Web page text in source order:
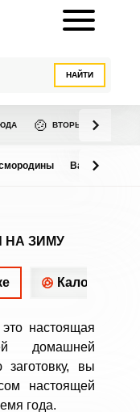
НАЙТИ
🍲 ВТОРЫЕ БЛЮДА
Варенье из
НА ЗИМУ
настоящая
домашней
заготовку, вы
настоящей
года.